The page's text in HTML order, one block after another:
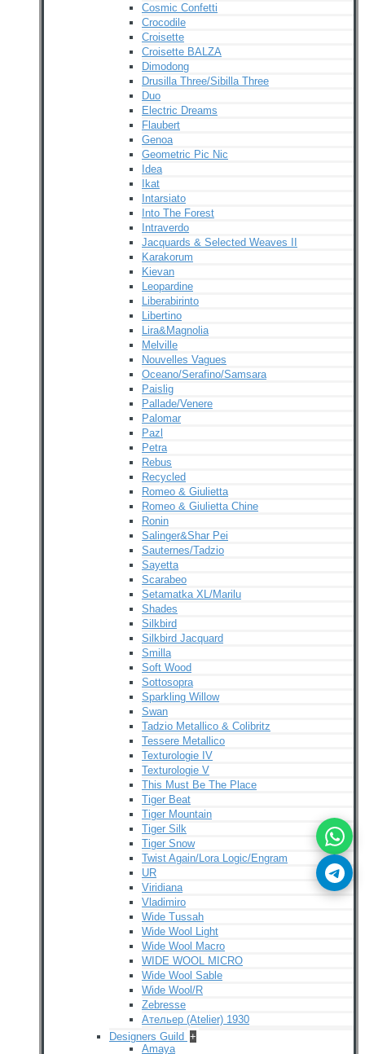
Cosmic Confetti
Crocodile
Croisette
Croisette BALZA
Dimodong
Drusilla Three/Sibilla Three
Duo
Electric Dreams
Flaubert
Genoa
Geometric Pic Nic
Idea
Ikat
Intarsiato
Into The Forest
Intraverdo
Jacquards & Selected Weaves II
Karakorum
Kievan
Leopardine
Liberabirinto
Libertino
Lira&Magnolia
Melville
Nouvelles Vagues
Oceano/Serafino/Samsara
Paislig
Pallade/Venere
Palomar
Pazl
Petra
Rebus
Recycled
Romeo & Giulietta
Romeo & Giulietta Chine
Ronin
Salinger&Shar Pei
Sauternes/Tadzio
Sayetta
Scarabeo
Setamatka XL/Marilu
Shades
Silkbird
Silkbird Jacquard
Smilla
Soft Wood
Sottosopra
Sparkling Willow
Swan
Tadzio Metallico & Colibritz
Tessere Metallico
Texturologie IV
Texturologie V
This Must Be The Place
Tiger Beat
Tiger Mountain
Tiger Silk
Tiger Snow
Twist Again/Lora Logic/Engram
UR
Viridiana
Vladimiro
Wide Tussah
Wide Wool Light
Wide Wool Macro
WIDE WOOL MICRO
Wide Wool Sable
Wide Wool/R
Zebresse
Ательер (Atelier) 1930
Designers Guild +
Amaya